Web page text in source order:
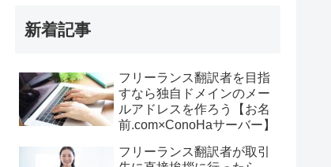
新着記事
フリーランス翻訳者を目指
すなら独自ドメインのメー
ルアドレスを作ろう【お名
前.com×ConoHaサーバー】
フリーランス翻訳者が取引